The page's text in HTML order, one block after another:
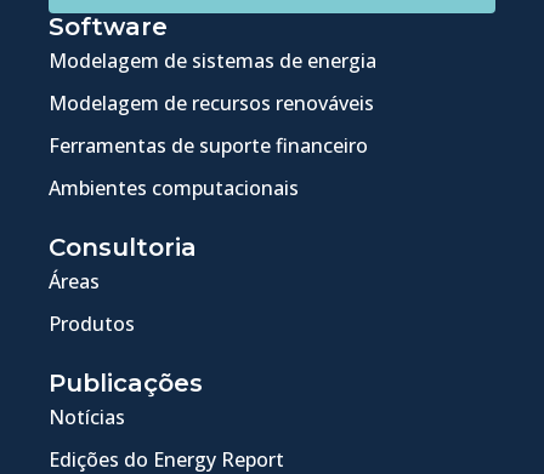
Software
Modelagem de sistemas de energia
Modelagem de recursos renováveis
Ferramentas de suporte financeiro
Ambientes computacionais
Consultoria
Áreas
Produtos
Publicações
Notícias
Edições do Energy Report